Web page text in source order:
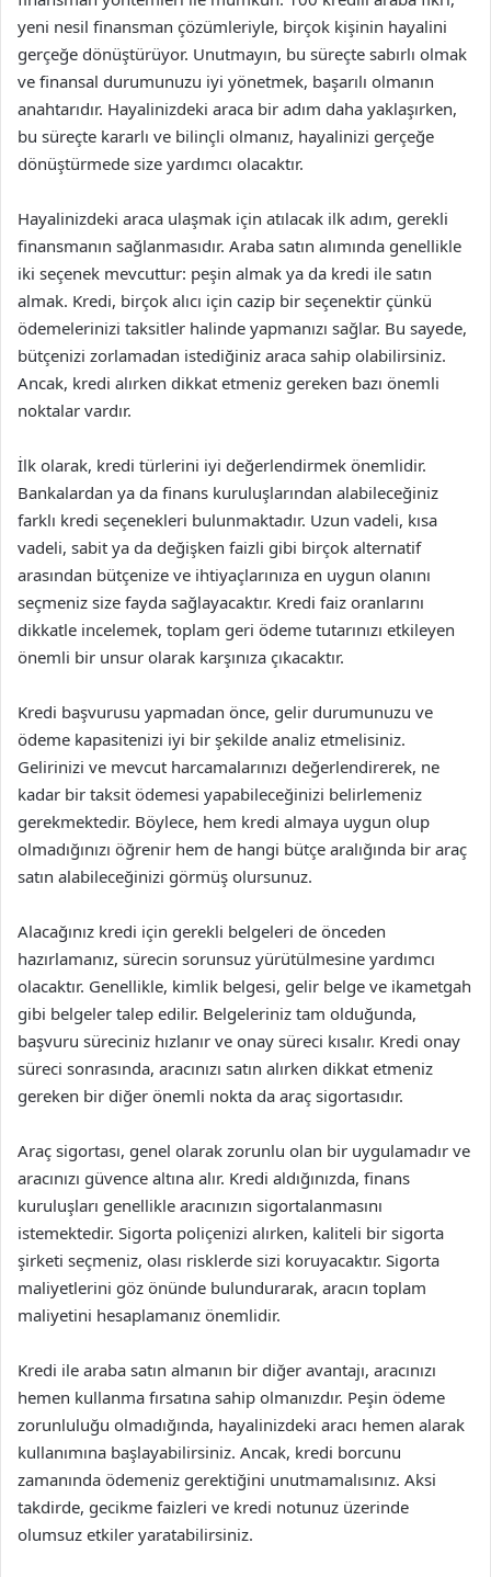
yeni nesil finansman çözümleriyle, birçok kişinin hayalini
gerçeğe dönüştürüyor. Unutmayın, bu süreçte sabırlı olmak
ve finansal durumunuzu iyi yönetmek, başarılı olmanın
anahtarıdır. Hayalinizdeki araca bir adım daha yaklaşırken,
bu süreçte kararlı ve bilinçli olmanız, hayalinizi gerçeğe
dönüştürmede size yardımcı olacaktır.
Hayalinizdeki araca ulaşmak için atılacak ilk adım, gerekli
finansmanın sağlanmasıdır. Araba satın alımında genellikle
iki seçenek mevcuttur: peşin almak ya da kredi ile satın
almak. Kredi, birçok alıcı için cazip bir seçenektir çünkü
ödemelerinizi taksitler halinde yapmanızı sağlar. Bu sayede,
bütçenizi zorlamadan istediğiniz araca sahip olabilirsiniz.
Ancak, kredi alırken dikkat etmeniz gereken bazı önemli
noktalar vardır.
İlk olarak, kredi türlerini iyi değerlendirmek önemlidir.
Bankalardan ya da finans kuruluşlarından alabileceğiniz
farklı kredi seçenekleri bulunmaktadır. Uzun vadeli, kısa
vadeli, sabit ya da değişken faizli gibi birçok alternatif
arasından bütçenize ve ihtiyaçlarınıza en uygun olanını
seçmeniz size fayda sağlayacaktır. Kredi faiz oranlarını
dikkatle incelemek, toplam geri ödeme tutarınızı etkileyen
önemli bir unsur olarak karşınıza çıkacaktır.
Kredi başvurusu yapmadan önce, gelir durumunuzu ve
ödeme kapasitenizi iyi bir şekilde analiz etmelisiniz.
Gelirinizi ve mevcut harcamalarınızı değerlendirerek, ne
kadar bir taksit ödemesi yapabileceğinizi belirlemeniz
gerekmektedir. Böylece, hem kredi almaya uygun olup
olmadığınızı öğrenir hem de hangi bütçe aralığında bir araç
satın alabileceğinizi görmüş olursunuz.
Alacağınız kredi için gerekli belgeleri de önceden
hazırlamanız, sürecin sorunsuz yürütülmesine yardımcı
olacaktır. Genellikle, kimlik belgesi, gelir belge ve ikametgah
gibi belgeler talep edilir. Belgeleriniz tam olduğunda,
başvuru süreciniz hızlanır ve onay süreci kısalır. Kredi onay
süreci sonrasında, aracınızı satın alırken dikkat etmeniz
gereken bir diğer önemli nokta da araç sigortasıdır.
Araç sigortası, genel olarak zorunlu olan bir uygulamadır ve
aracınızı güvence altına alır. Kredi aldığınızda, finans
kuruluşları genellikle aracınızın sigortalanmasını
istemektedir. Sigorta poliçenizi alırken, kaliteli bir sigorta
şirketi seçmeniz, olası risklerde sizi koruyacaktır. Sigorta
maliyetlerini göz önünde bulundurarak, aracın toplam
maliyetini hesaplamanız önemlidir.
Kredi ile araba satın almanın bir diğer avantajı, aracınızı
hemen kullanma fırsatına sahip olmanızdır. Peşin ödeme
zorunluluğu olmadığında, hayalinizdeki aracı hemen alarak
kullanımına başlayabilirsiniz. Ancak, kredi borcunu
zamanında ödemeniz gerektiğini unutmamalısınız. Aksi
takdirde, gecikme faizleri ve kredi notunuz üzerinde
olumsuz etkiler yaratabilirsiniz.